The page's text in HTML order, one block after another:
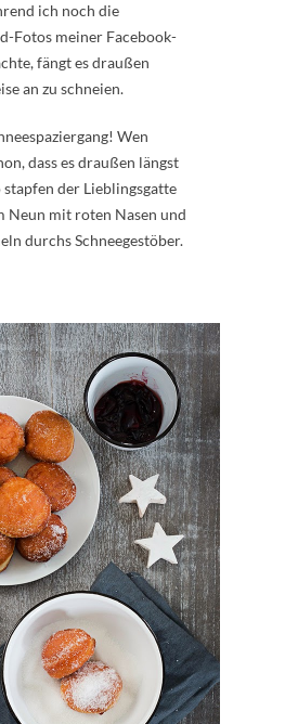
ich noch die
Fotos meiner Facebook-
fängt es draußen
an zu schneien.
Wen
dass es draußen längst
stapfen der Lieblingsgatte
Neun mit roten Nasen und
durchs Schneegestöber.